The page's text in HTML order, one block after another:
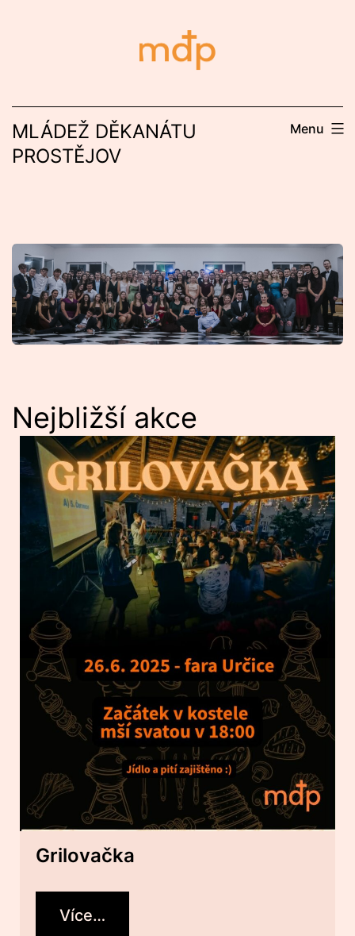
MLÁDEŽ DĚKANÁTU
PROSTĚJOV
Menu
Nejbližší akce
Grilovačka
Více…